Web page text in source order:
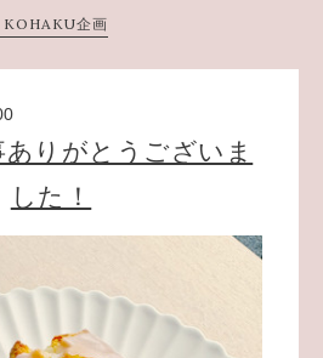
KOHAKU企画
りがとうございま
した！